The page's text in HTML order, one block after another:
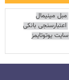
مبل مینیمال
اعتبارسنجی بانکی
سایت یوتوتایمز